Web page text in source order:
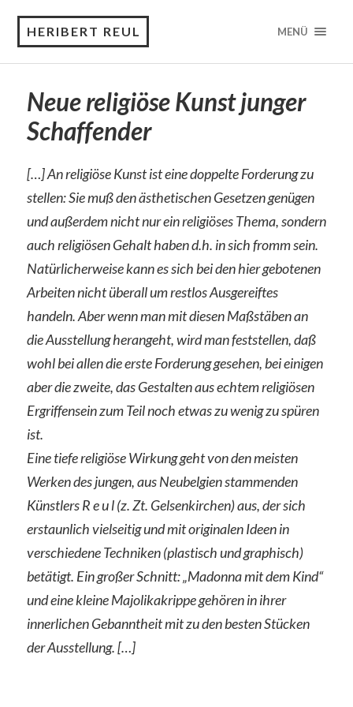
HERIBERT REUL MENÜ
Neue religiöse Kunst junger
Schaffender
[…] An religiöse Kunst ist eine doppelte Forderung zu
stellen: Sie muß den ästhetischen Gesetzen genügen
und außerdem nicht nur ein religiöses Thema, sondern
auch religiösen Gehalt haben d.h. in sich fromm sein.
Natürlicherweise kann es sich bei den hier gebotenen
Arbeiten nicht überall um restlos Ausgereiftes
handeln. Aber wenn man mit diesen Maßstäben an
die Ausstellung herangeht, wird man feststellen, daß
wohl bei allen die erste Forderung gesehen, bei einigen
aber die zweite, das Gestalten aus echtem religiösen
Ergriffensein zum Teil noch etwas zu wenig zu spüren
ist.
Eine tiefe religiöse Wirkung geht von den meisten
Werken des jungen, aus Neubelgien stammenden
Künstlers R e u l (z. Zt. Gelsenkirchen) aus, der sich
erstaunlich vielseitig und mit originalen Ideen in
verschiedene Techniken (plastisch und graphisch)
betätigt. Ein großer Schnitt: „Madonna mit dem Kind“
und eine kleine Majolikakrippe gehören in ihrer
innerlichen Gebanntheit mit zu den besten Stücken
der Ausstellung. […]